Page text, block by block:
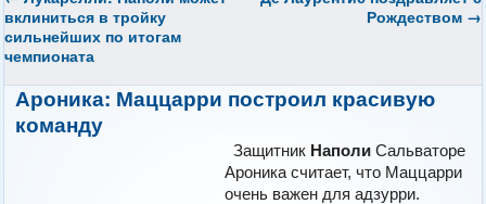
вклиниться в тройку
сильнейших по итогам
чемпионата
Рождеством →
Ароника: Маццарри построил красивую
команду
Защитник Наполи Сальваторе
Ароника считает, что Маццарри
очень важен для адзурри.